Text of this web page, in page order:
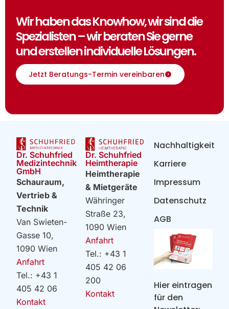
Wir haben das Knowhow, wir sind die
Spezialisten – wir beraten Sie gerne
und erstellen individuelle Lösungen.
Jetzt Beratungs-Termin vereinbaren
Dr. Schuhfried
Medizintechnik
GmbH
Schauraum,
Vertrieb &
Technik
Van Swieten-
Gasse 10,
1090 Wien
Anfahrt
Tel.: +43 1
405 42 06
Kontakt
Dr. Schuhfried
Heimtherapie
Heimtherapie
& Mietgeräte
Währinger
Straße 23,
1090 Wien
Anfahrt
Tel.: +43 1
405 42 06
200
Kontakt
Hier eintragen
für den
Nachhaltigkeit
Karriere
Impressum
Datenschutz
AGB